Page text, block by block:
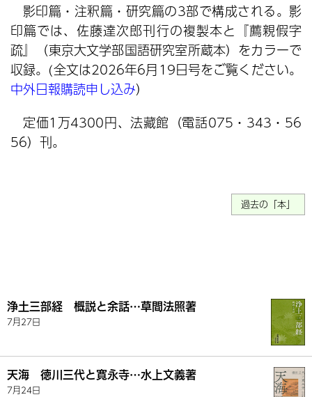
影印篇・注釈篇・研究篇の3部で構成される。影
印篇では、佐藤達次郎刊行の複製本と『薦親假字
疏』（東京大文学部国語研究室所蔵本）をカラーで
収録。(全文は2026年6月19日号をご覧ください。
中外日報購読申し込み）
定価1万4300円、法藏館（電話075・343・56
56）刊。
過去の「本」
浄土三部経 概説と余話…草間法照著
7月27日
天海 徳川三代と寛永寺…水上文義著
7月24日